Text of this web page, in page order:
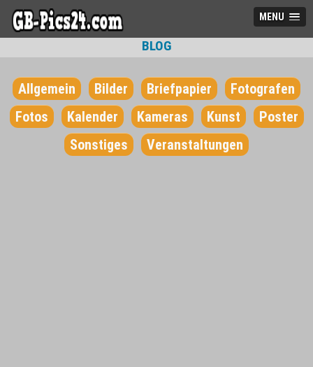
MENU
BLOG
Allgemein Bilder Briefpapier
Fotografen
Fotos
Kalender Kameras Kunst
Poster
Sonstiges
Veranstaltungen